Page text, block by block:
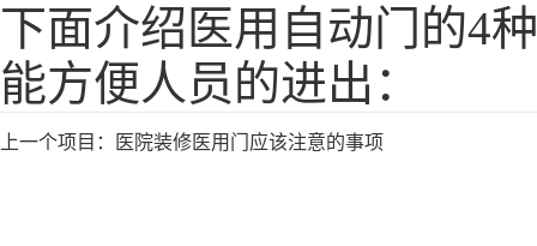
下面介绍医用自动门的4
能方便人员的进出：
上一个项目： 医院装修医用门应该注意的事项